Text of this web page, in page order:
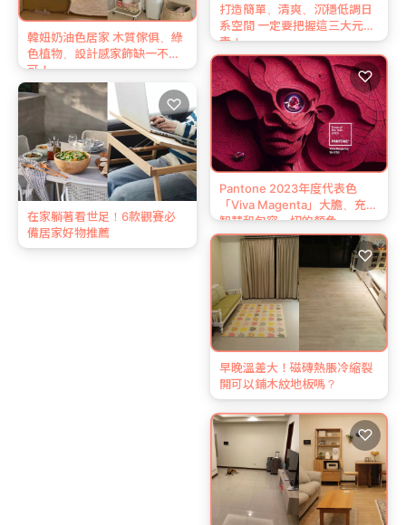
打造簡單、清爽、沉穩低調日
系空間 一定要把握這三大元
素！
Pantone 2023年度代表色
「Viva Magenta」大膽、充滿
智慧和包容一切的顏色
♡
韓妞奶油色居家 木質傢俱、綠
色植物、設計感家飾缺一不
可！
早晚溫差大！磁磚熱脹冷縮裂
開可以鋪木紋地板嗎？
♡
在家躺著看世足！6款觀賽必
備居家好物推薦
♡
♡